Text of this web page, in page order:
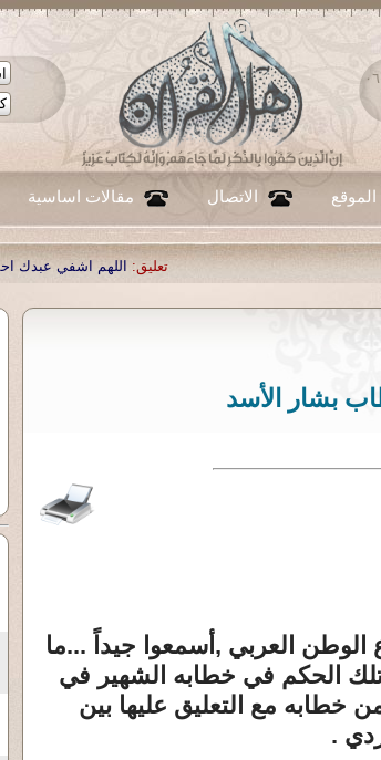
٠٦:٢٤
الاتصال مقالات اساسية
اللهم اشفي عبدك احمد صبحي منصور|تعليق: ...
|
بشار الأسد
الوطن العربي ,أسمعوا جيداً ...ما
الحكم في خطابه الشهير في
خطابه مع التعليق عليها بين
.